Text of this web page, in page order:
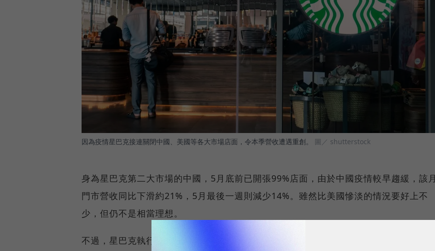
因為疫情星巴克接連關閉中國、美國等各大市場店面，令本季營收遭遇重創。 圖／ shutterstock
身為星巴克第二大市場的中國，5月底前已開張99%店面，由於中國疫情較早趨緩，該月
門市營收同比下滑約21%，5月最後一週則減少14%。雖然比美國慘淡的情況要好上不
少，但仍不是相當理想。
不過，星巴克執行長凱文．強森（Kevin Johnson）指出，「最艱難的時期已經過